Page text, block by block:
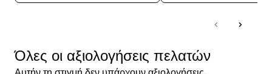
Όλες οι αξιολογήσεις πελατών